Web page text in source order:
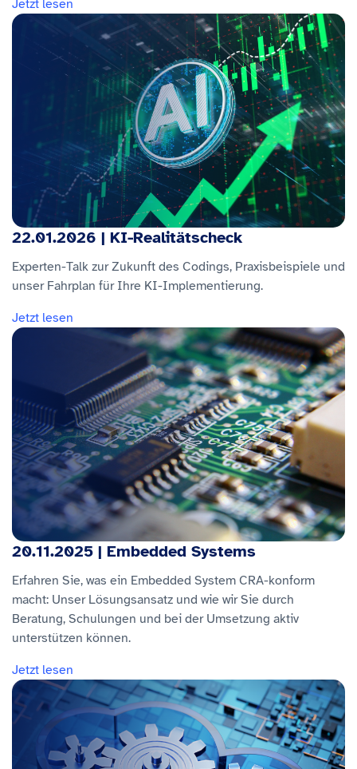
Jetzt lesen
22.01.2026 | KI-Realitätscheck
Experten-Talk zur Zukunft des Codings, Praxisbeispiele und
unser Fahrplan für Ihre KI-Implementierung.
Jetzt lesen
20.11.2025 | Embedded Systems
Erfahren Sie, was ein Embedded System CRA-konform
macht: Unser Lösungsansatz und wie wir Sie durch
Beratung, Schulungen und bei der Umsetzung aktiv
unterstützen können.
Jetzt lesen